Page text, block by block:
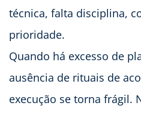
técnica, falta disciplina,
prioridade.
Quando há excesso de
ausência de rituais de
execução se torna frágil.